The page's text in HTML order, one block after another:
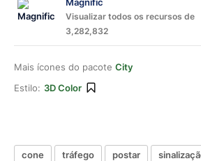
Visualizar todos os recursos de
3,282,832
Mais ícones do pacote City
Estilo: 3D Color
cone tráfego postar